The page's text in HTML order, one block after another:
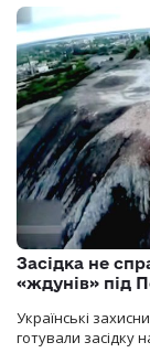
Засідка не
«ждунів» під
Українські
готували засідку